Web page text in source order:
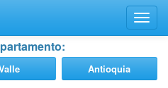
Antioquia